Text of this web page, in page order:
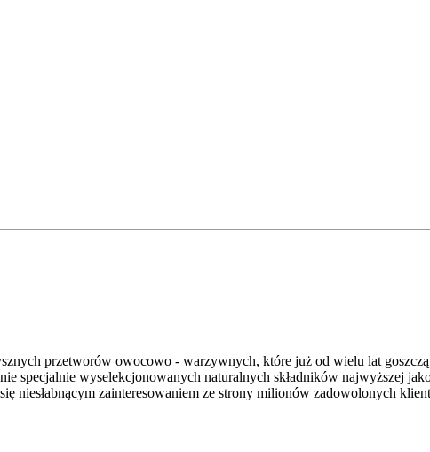
przetworów owocowo - warzywnych, które już od wielu lat
specjalnie wyselekcjonowanych naturalnych składników najwyższej
niesłabnącym zainteresowaniem ze strony milionów zadowolonych